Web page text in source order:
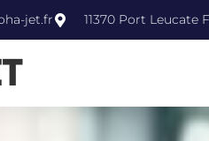
jet.fr 11370 Port Leucate